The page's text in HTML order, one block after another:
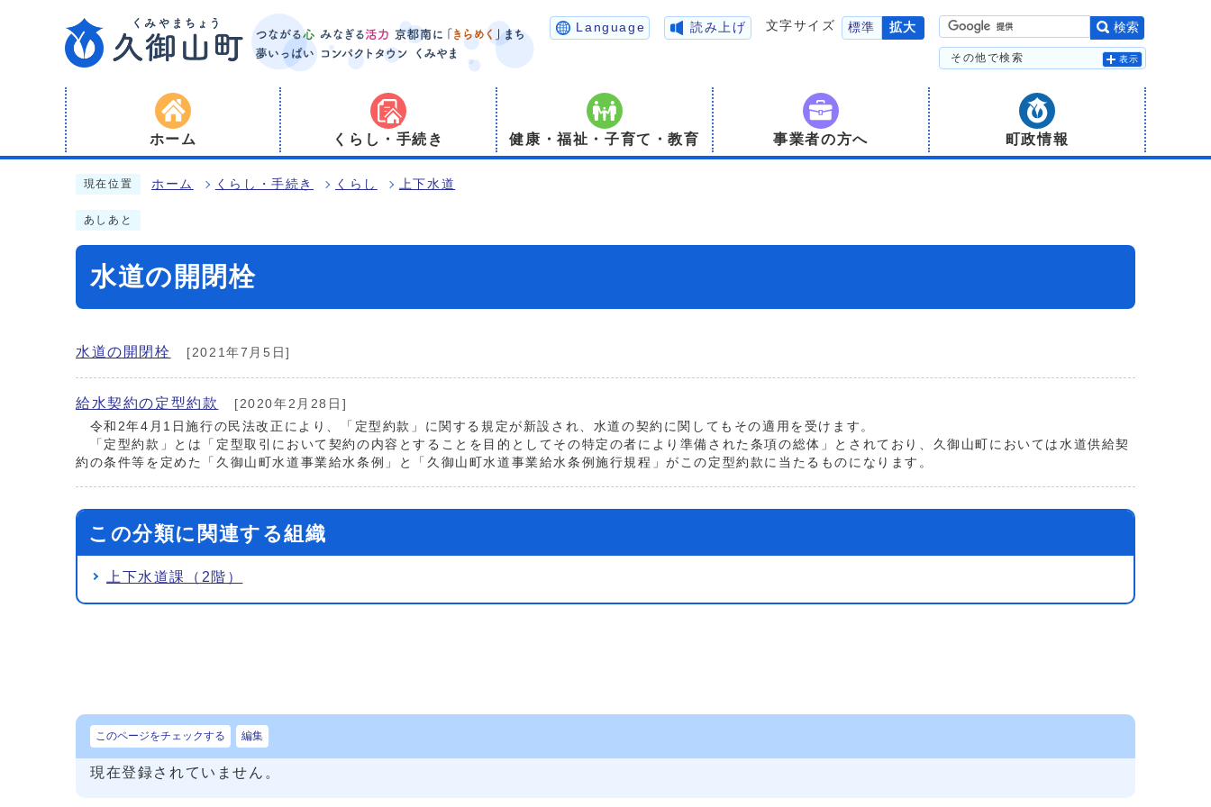
Language 読み上げ 文字サイズ 標準 拡大 検索
その他で検索 表示
ホーム くらし・手続き 健康・福祉・子育て・教育 事業者の方へ 町政情報
現在位置 ホーム くらし・手続き くらし 上下水道
あしあと
水道の開閉栓
水道の開閉栓 [2021年7月5日]
給水契約の定型約款
[2020年2月28日]
令和2年4月1日施行の民法改正により、「定型約款」に関する規定が新設され、水道の契約に関してもその適用を受けます。
「定型約款」とは「定型取引において契約の内容とすることを目的としてその特定の者により準備された条項の総体」とされており、久御山町においては水道供給契
約の条件等を定めた「久御山町水道事業給水条例」と「久御山町水道事業給水条例施行規程」がこの定型約款に当たるものになります。
この分類に関連する組織
上下水道課（2階）
このページをチェックする 編集
現在登録されていません。